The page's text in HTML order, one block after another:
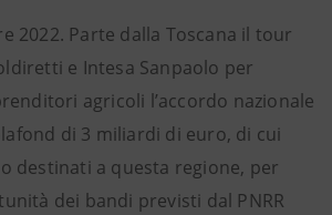
2022. Parte dalla Toscana il tour
e Intesa Sanpaolo per
agricoli l’accordo nazionale
di 3 miliardi di euro, di cui
destinati a questa regione, per
dei bandi previsti dal PNRR